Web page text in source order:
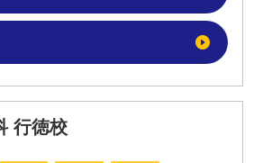
行徳校